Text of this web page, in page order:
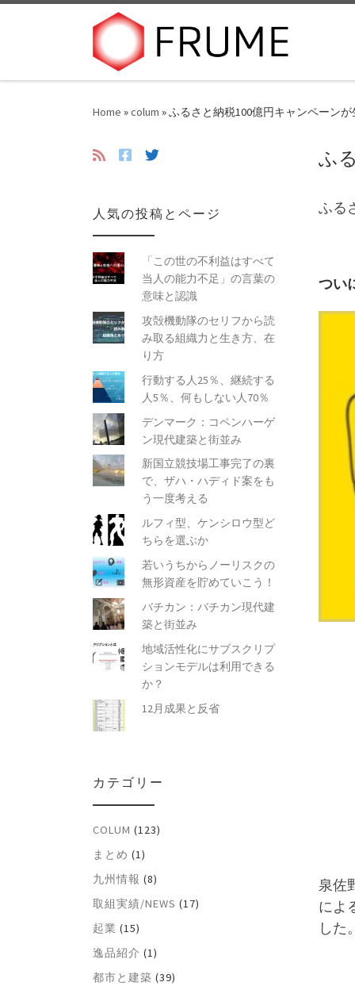
Skip to content
Home »colum »ふるさと納税100億円キャンペーン
ふ
ふる
つい
泉佐
によ
した
人気の投稿とページ
「この世の不利益はすべて
当人の能力不足」の言葉の
意味と認識
攻殻機動隊のセリフから読
み取る組織力と生き方、在
り方
行動する人25％、継続する
人5％、何もしない人70％
デンマーク：コペンハーゲ
ン現代建築と街並み
新国立競技場工事完了の裏
で、ザハ・ハディド案をも
う一度考える
ルフィ型、ケンシロウ型ど
ちらを選ぶか
若いうちからノーリスクの
無形資産を貯めていこう！
バチカン：バチカン現代建
築と街並み
地域活性化にサブスクリプ
ションモデルは利用できる
か？
12月成果と反省
カテゴリー
COLUM (123)
まとめ (1)
九州情報 (8)
取組実績/NEWS (17)
起業 (15)
逸品紹介 (1)
都市と建築 (39)